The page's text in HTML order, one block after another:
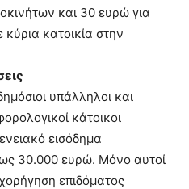
και 30 ευρώ για
κύρια κατοικία στην
υπάλληλοι και
κάτοικοι
εισόδημα
30.000 ευρώ. Μόνο αυτοί
επιδόματος